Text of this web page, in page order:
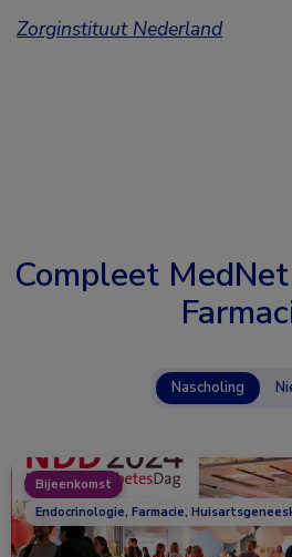
Zorginstituut Nederland
Compleet
Nascholing
Bijeenkomst
Endocrinologie, Farmacie,